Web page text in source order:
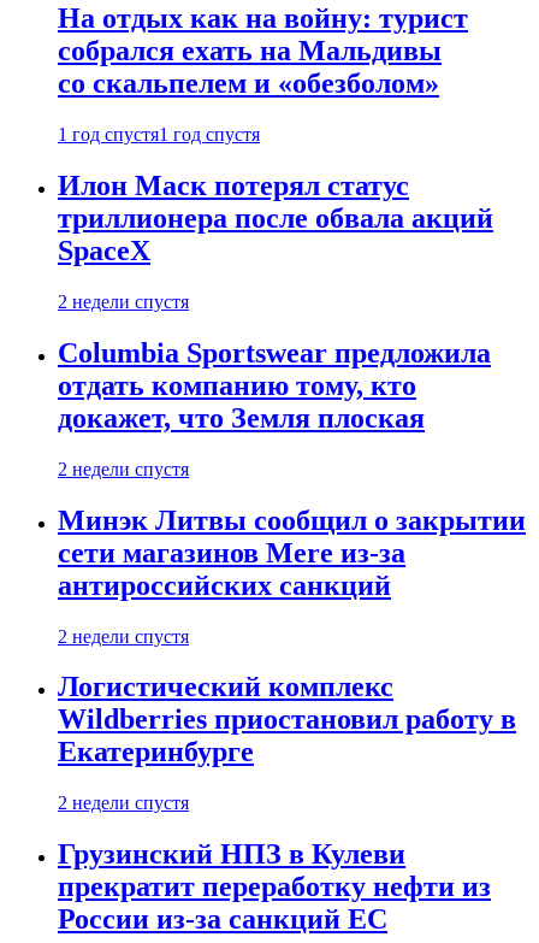
На отдых как на войну: турист
собрался ехать на Мальдивы
со скальпелем и «обезболом»
1 год спустя1 год спустя
Илон Маск потерял статус
триллионера после обвала акций
SpaceX
2 недели спустя
Columbia Sportswear предложила
отдать компанию тому, кто
докажет, что Земля плоская
2 недели спустя
Минэк Литвы сообщил о закрытии
сети магазинов Mere из-за
антироссийских санкций
2 недели спустя
Логистический комплекс
Wildberries приостановил работу в
Екатеринбурге
2 недели спустя
Грузинский НПЗ в Кулеви
прекратит переработку нефти из
России из-за санкций ЕС